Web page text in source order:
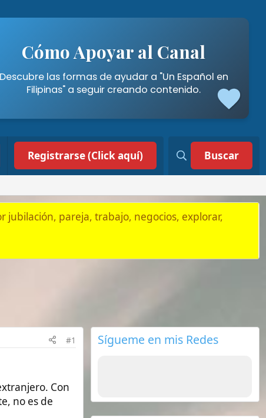
al Canal
seguir creando contenido.
(Click aquí)
trabajo, negocios, explorar,
Mis Vídeos de Filipinas